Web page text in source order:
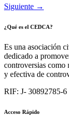
Siguiente →
¿Qué es el CEDCA?
Es una asociación
dedicado a
controversias como
y efectiva de
RIF: J- 30892785-6
Acceso Rápido